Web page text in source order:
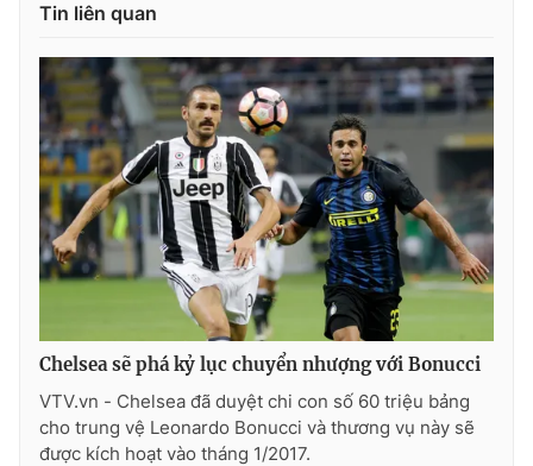
Tin liên quan
Chelsea sẽ phá kỷ lục chuyển nhượng với Bonucci
VTV.vn - Chelsea đã duyệt chi con số 60 triệu bảng
cho trung vệ Leonardo Bonucci và thương vụ này sẽ
được kích hoạt vào tháng 1/2017.